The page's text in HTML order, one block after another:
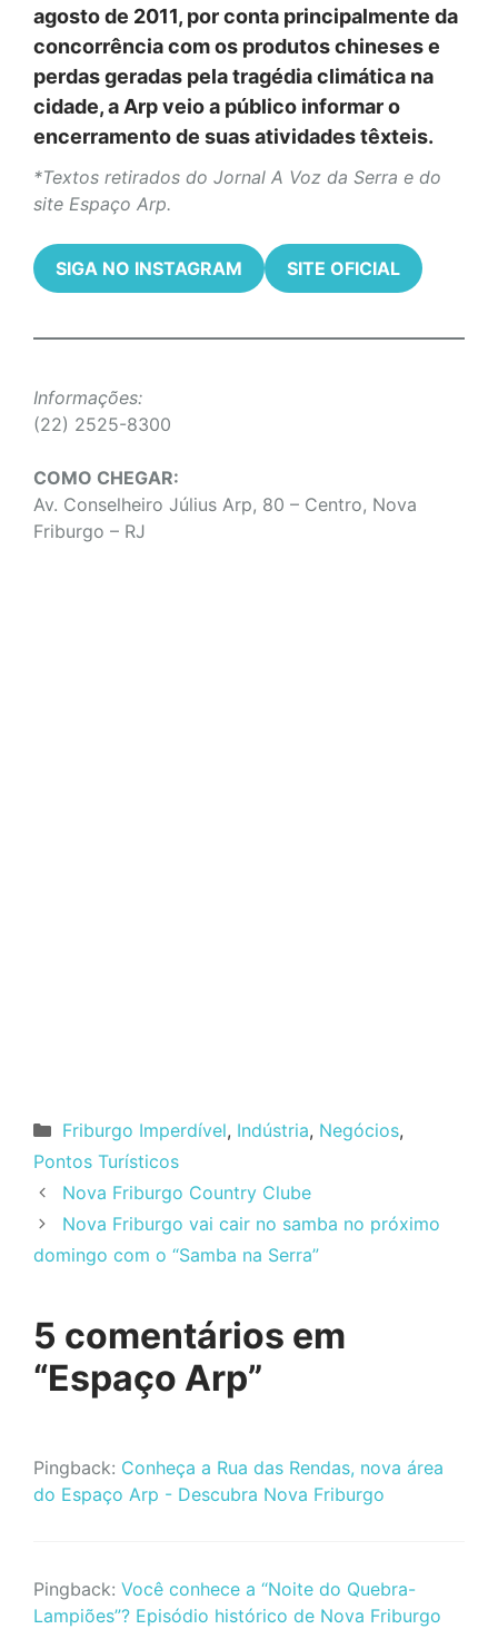
agosto de 2011, por conta principalmente da
concorrência com os produtos chineses e
perdas geradas pela tragédia climática na
cidade, a Arp veio a público informar o
encerramento de suas atividades têxteis.
*Textos retirados do Jornal A Voz da Serra e do
site Espaço Arp.
SIGA NO INSTAGRAM SITE OFICIAL
Informações:
(22) 2525-8300
COMO CHEGAR:
Av. Conselheiro Július Arp, 80 – Centro, Nova
Friburgo – RJ
Categorias
Friburgo Imperdível, Indústria, Negócios,
Pontos Turísticos
Nova Friburgo Country Clube
Nova Friburgo vai cair no samba no próximo
domingo com o “Samba na Serra”
5 comentários em
“Espaço Arp”
Pingback: Conheça a Rua das Rendas, nova área
do Espaço Arp - Descubra Nova Friburgo
Pingback: Você conhece a “Noite do Quebra-
Lampiões”? Episódio histórico de Nova Friburgo